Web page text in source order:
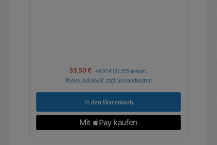
Verkaufspreis:
33,50 € Regulärer Preis:
49,95 € (32.93% gespart)
Preise inkl. MwSt. zzgl. Versandkosten
In den Warenkorb